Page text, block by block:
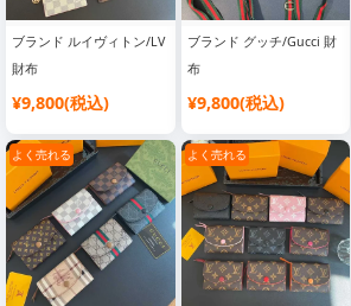
ブランド ルイヴィトン/LV
財布
¥9,800(税込)
ブランド グッチ/Gucci 財
布
¥9,800(税込)
よく売れる よく売れる